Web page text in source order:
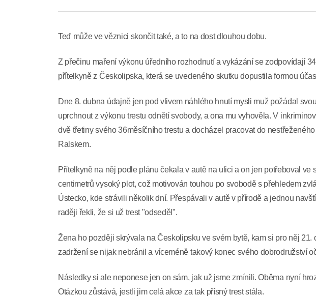
Teď může ve věznici skončit také, a to na dost dlouhou dobu.
Z přečinu maření výkonu úředního rozhodnutí a vykázání se zodpovídají
přítelkyně z Českolipska, která se uvedeného skutku dopustila formou
Dne 8. dubna údajně jen pod vlivem náhlého hnutí mysli muž požádal
uprchnout z výkonu trestu odnětí svobody, a ona mu vyhověla. V
dvě třetiny svého 36měsíčního trestu a docházel pracovat do
Ralskem.
Přítelkyně na něj podle plánu čekala v autě na ulici a on jen potřeboval ve
centimetrů vysoký plot, což motivován touhou po svobodě s přehledem
Ústecko, kde strávili několik dní. Přespávali v autě v přírodě a jednou
raději řekli, že si už trest "odseděl".
Žena ho později skrývala na Českolipsku ve svém bytě, kam si pro něj 21.
zadržení se nijak nebránil a víceméně takový konec svého dobrodružství
Následky si ale neponese jen on sám, jak už jsme zmínili. Oběma nyní
Otázkou zůstává, jestli jim celá akce za tak přísný trest stála.